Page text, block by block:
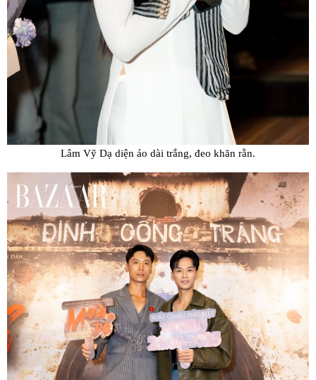
Lâm Vỹ Dạ diện áo dài trắng, đeo khăn rằn.